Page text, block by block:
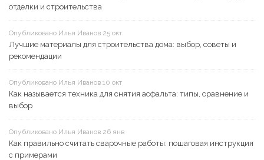
отделки и строительства
Опубликовано Илья Иванов 25 окт
Лучшие материалы для строительства дома: выбор, советы и
рекомендации
Опубликовано Илья Иванов 10 окт
Как называется техника для снятия асфальта: типы, сравнение и
выбор
Опубликовано Илья Иванов 26 янв
Как правильно считать сварочные работы: пошаговая инструкция
с примерами